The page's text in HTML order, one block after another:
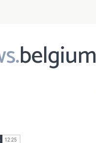
belgium
12:25